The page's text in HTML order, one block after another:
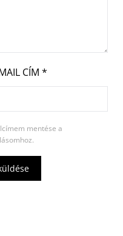
CÍM *
mentése a